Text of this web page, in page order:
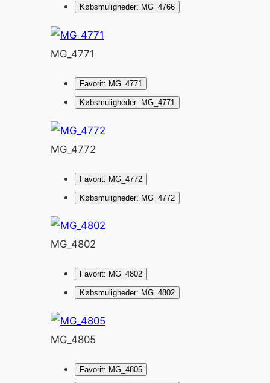
Købsmuligheder: MG_4766
MG_4771
Favorit: MG_4771
Købsmuligheder: MG_4771
MG_4772
Favorit: MG_4772
Købsmuligheder: MG_4772
MG_4802
Favorit: MG_4802
Købsmuligheder: MG_4802
MG_4805
Favorit: MG_4805